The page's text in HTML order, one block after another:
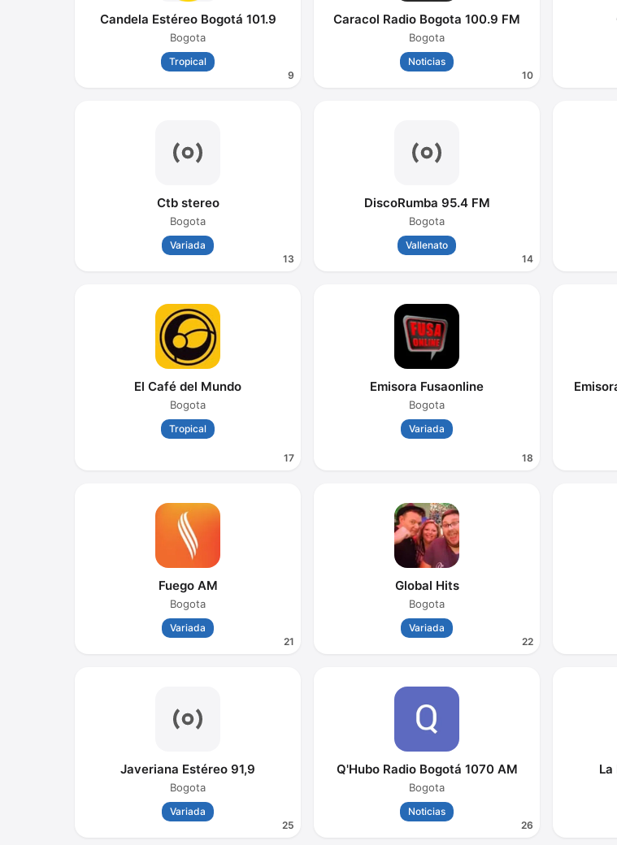
9
Candela Estéreo Bogotá 101.9
Bogota
Tropical
10
Caracol Radio Bogota 100.9 FM
Bogota
Noticias
13
Ctb stereo
Bogota
Variada
14
DiscoRumba 95.4 FM
Bogota
Vallenato
17
El Café del Mundo
Bogota
Tropical
18
Emisora Fusaonline
Bogota
Variada
21
Fuego AM
Bogota
Variada
22
Global Hits
Bogota
Variada
25
Javeriana Estéreo 91,9
Bogota
Variada
26
Q'Hubo Radio Bogotá 1070 AM
Bogota
Noticias
La